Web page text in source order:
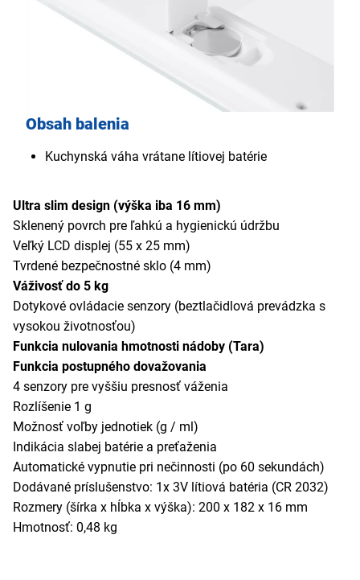
Obsah balenia
Kuchynská váha vrátane lítiovej batérie
Ultra slim design (výška iba 16 mm)
Sklenený povrch pre ľahkú a hygienickú údržbu
Veľký LCD displej (55 x 25 mm)
Tvrdené bezpečnostné sklo (4 mm)
Váživosť do 5 kg
Dotykové ovládacie senzory (beztlačidlová prevádzka s
vysokou životnosťou)
Funkcia nulovania hmotnosti nádoby (Tara)
Funkcia postupného dovažovania
4 senzory pre vyššiu presnosť váženia
Rozlíšenie 1 g
Možnosť voľby jednotiek (g / ml)
Indikácia slabej batérie a preťaženia
Automatické vypnutie pri nečinnosti (po 60 sekundách)
Dodávané príslušenstvo: 1x 3V lítiová batéria (CR 2032)
Rozmery (šírka x hĺbka x výška): 200 x 182 x 16 mm
Hmotnosť: 0,48 kg